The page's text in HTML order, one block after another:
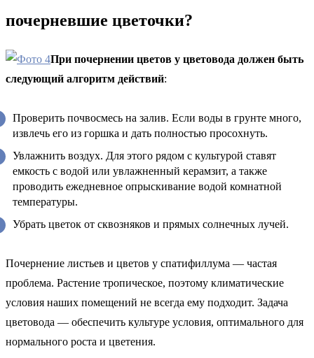
почерневшие цветочки?
При почернении цветов у цветовода должен быть
следующий алгоритм действий:
Проверить почвосмесь на залив. Если воды в грунте много,
извлечь его из горшка и дать полностью просохнуть.
Увлажнить воздух. Для этого рядом с культурой ставят
емкость с водой или увлажненный керамзит, а также
проводить ежедневное опрыскивание водой комнатной
температуры.
Убрать цветок от сквозняков и прямых солнечных лучей.
Почернение листьев и цветов у спатифиллума — частая
проблема. Растение тропическое, поэтому климатические
условия наших помещений не всегда ему подходит. Задача
цветовода — обеспечить культуре условия, оптимального для
нормального роста и цветения.